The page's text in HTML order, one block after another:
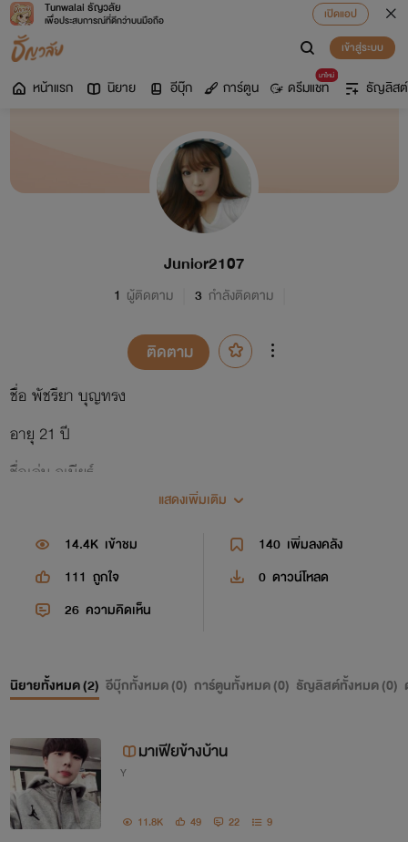
Tunwalai ธัญวลัย
เพื่อประสบการณ์ที่ดีกว่าบนมือถือ
เปิดแอป
เข้าสู่ระบบ
หน้าแรก นิยาย อีบุ๊ก การ์ตูน
มาใหม่
ดรีมแชท ธัญลิสต์
Junior2107
1 ผู้ติดตาม 3 กำลังติดตาม
ติดตาม
ชื่อ พัชรียา บุญทรง
อายุ 21 ปี
ชื่อเล่น จูเนียร์
แสดงเพิ่มเติม
14.4K เข้าชม 140 เพิ่มลงคลัง
111 ถูกใจ 0 ดาวน์โหลด
26 ความคิดเห็น
นิยายทั้งหมด (2) อีบุ๊กทั้งหมด (0) การ์ตูนทั้งหมด (0) ธัญลิสต์ทั้งหมด (0)
มาเฟียข้างบ้าน
Y
11.8K 49 22 9